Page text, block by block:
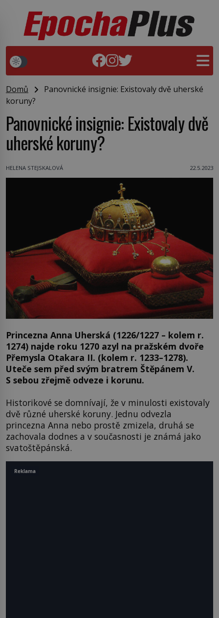
Domů
Panovnické insignie: Existovaly dvě uherské
koruny?
Panovnické insignie: Existovaly dvě
uherské koruny?
HELENA STEJSKALOVÁ 22.5.2023
Princezna Anna Uherská (1226/1227 – kolem r.
1274) najde roku 1270 azyl na pražském dvoře
Přemysla Otakara II. (kolem r. 1233–1278).
Uteče sem před svým bratrem Štěpánem V.
S sebou zřejmě odveze i korunu.
Historikové se domnívají, že v minulosti existovaly
dvě různé uherské koruny. Jednu odvezla
princezna Anna nebo prostě zmizela, druhá se
zachovala dodnes a v současnosti je známá jako
svatoštěpánská.
Reklama